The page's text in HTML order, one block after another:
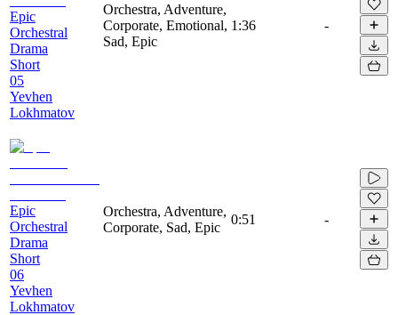
Epic
Orchestral
Drama
Short
05
Yevhen
Lokhmatov
Orchestra, Adventure,
Corporate, Emotional,
Sad, Epic
1:36 -
Epic
Orchestral
Drama
Short
06
Yevhen
Lokhmatov
Orchestra, Adventure,
Corporate, Sad, Epic
0:51 -